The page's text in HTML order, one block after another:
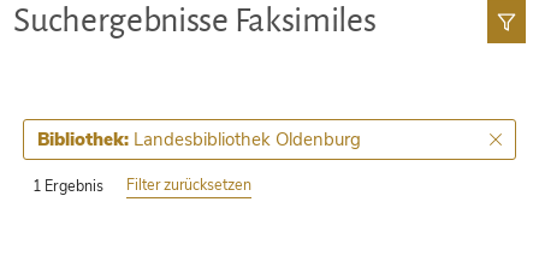
Such­ergebnisse Faksimiles
1 Ergebnis
Bibliothek: Landesbibliothek Oldenburg
Filter zurücksetzen